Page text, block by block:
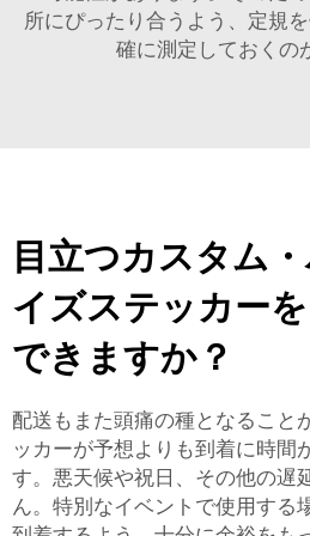
所にぴったり合うよう、定規
確に測定しておくの
目立つカスタム
イズステッカー
できますか？
配送もまた頭痛の種となること
ッカーが予想よりも到着に時間
す。悪天候や祝日、その他の遅
ん。特別なイベントで使用する